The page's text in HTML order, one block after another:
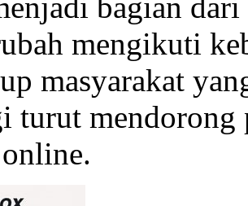
bagian
mengikuti
masyarakat
turut mendorong